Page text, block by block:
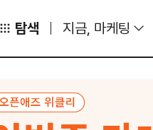
탐색 지금, 마케팅